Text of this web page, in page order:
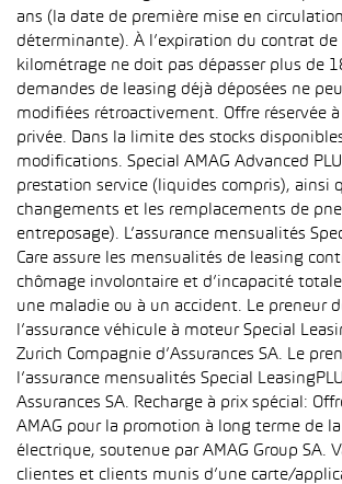
ans (la date de première mise en
déterminante). À l’expiration du contrat de
kilométrage ne doit pas dépasser plus de
demandes de leasing déjà déposées ne
modifiées rétroactivement. Offre réservée
privée. Dans la limite des stocks
modifications. Special AMAG Advanced
prestation service (liquides compris), ainsi
changements et les remplacements de
entreposage). L’assurance mensualités
Care assure les mensualités de leasing
chômage involontaire et d’incapacité
une maladie ou à un accident. Le preneur
l’assurance véhicule à moteur Special
Zurich Compagnie d’Assurances SA. Le
l’assurance mensualités Special
Assurances SA. Recharge à prix spécial:
AMAG pour la promotion à long terme de
électrique, soutenue par AMAG Group SA.
clientes et clients munis d’une carte/